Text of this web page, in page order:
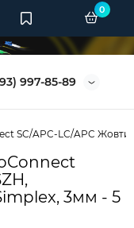
997-85-89
0
SC/APC-LC/APC
3мм - 5